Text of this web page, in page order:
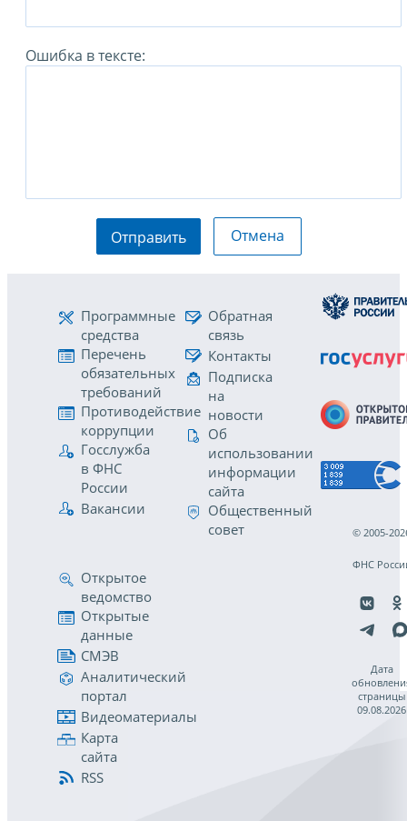
Ошибка в тексте:
Отправить Отмена
Программные
средства
Перечень
обязательных
требований
Противодействие
коррупции
Госслужба
в ФНС
России
Вакансии
Обратная
связь
Контакты
Подписка
на
новости
Об
использовании
информации
сайта
Общественный
совет
Открытое
ведомство
Открытые
данные
СМЭВ
Аналитический
портал
Видеоматериалы
Карта
сайта
RSS
© 2005-
ФНС
Дата
страницы
09.08.2026